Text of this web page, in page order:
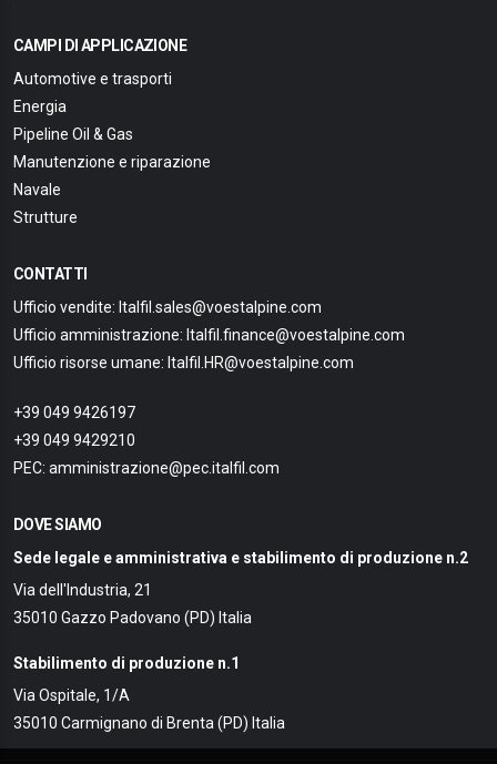
CAMPI DI APPLICAZIONE
Automotive e trasporti
Energia
Pipeline Oil & Gas
Manutenzione e riparazione
Navale
Strutture
CONTATTI
Ufficio vendite: Italfil.sales@voestalpine.com
Ufficio amministrazione: Italfil.finance@voestalpine.com
Ufficio risorse umane: Italfil.HR@voestalpine.com
+39 049 9426197
+39 049 9429210
PEC: amministrazione@pec.italfil.com
DOVE SIAMO
Sede legale e amministrativa e stabilimento di produzione n.2
Via dell'Industria, 21
35010 Gazzo Padovano (PD) Italia
Stabilimento di produzione n.1
Via Ospitale, 1/A
35010 Carmignano di Brenta (PD) Italia